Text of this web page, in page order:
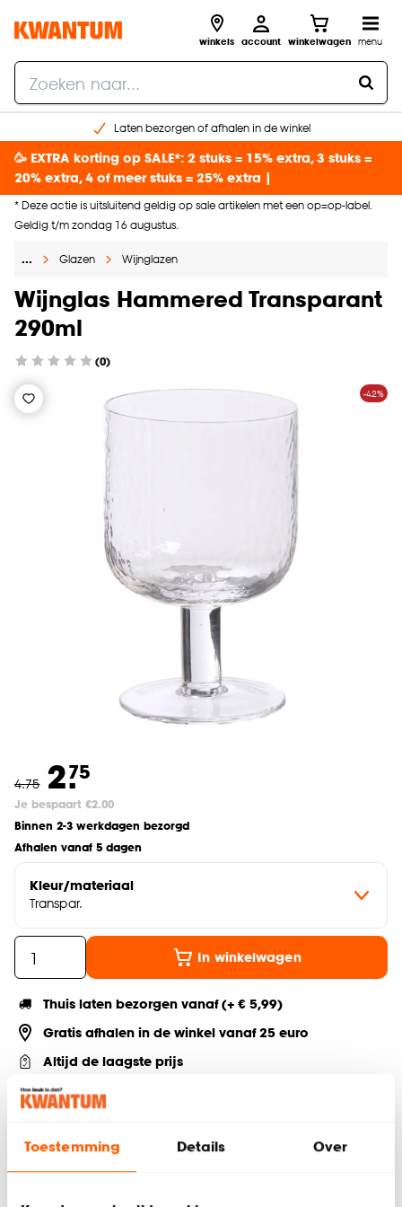
Toestemming Details Over
winkels account winkelwagen menu
Laten bezorgen of afhalen in de winkel
Gratis raam advies en inmeten aan huis
€ 5,- korting op je volgende bestelling
🥳 EXTRA korting op SALE*: 2 stuks = 15% extra, 3 stuks =
20% extra, 4 of meer stuks = 25% extra |
* Deze actie is uitsluitend geldig op sale artikelen met een op=op-label.
Geldig t/m zondag 16 augustus.
… Glazen Wijnglazen
Wijnglas Hammered Transparant
290ml
(0)
-42%
4.75 2.75
Je bespaart €2.00
Binnen 2-3 werkdagen bezorgd
Afhalen vanaf 5 dagen
Kleur/materiaal
Transpar.
In winkelwagen
Thuis laten bezorgen vanaf (+ € 5,99)
Gratis afhalen in de winkel vanaf 25 euro
Altijd de laagste prijs
Deel jouw product & volg ons op social
Productomschrijving